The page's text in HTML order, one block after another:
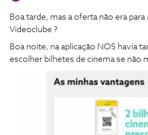
Boa tarde, mas a oferta não era
Videoclube ?
Boa noite, na aplicação NOS havia
escolher bilhetes de cinema se não